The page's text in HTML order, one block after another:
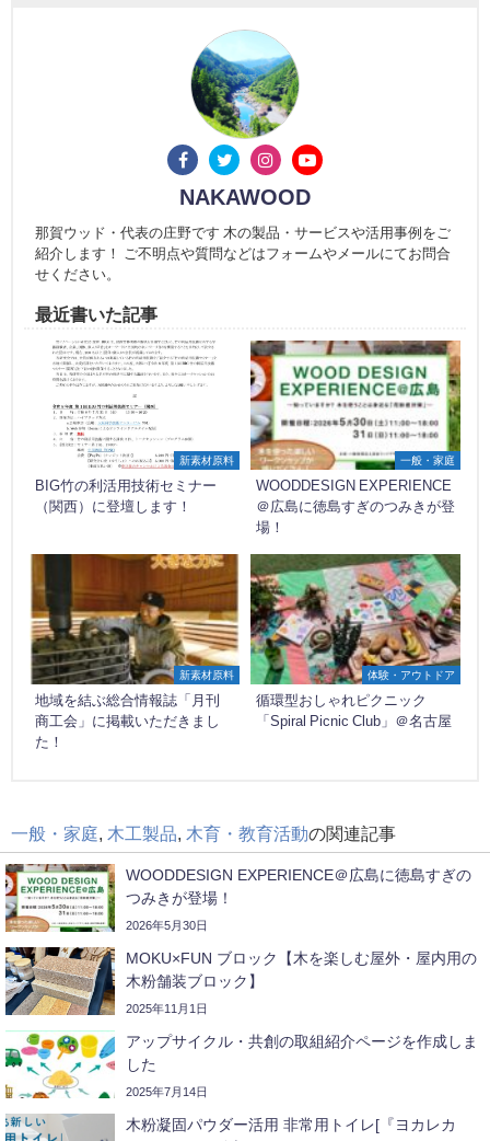
NAKAWOOD
那賀ウッド・代表の庄野です 木の製品・サービスや活用事例をご
紹介します！ ご不明点や質問などはフォームやメールにてお問合
せください。
最近書いた記事
新素材原料
BIG竹の利活用技術セミナー
（関西）に登壇します！
一般・家庭
WOODDESIGN EXPERIENCE
＠広島に徳島すぎのつみきが登
場！
新素材原料
地域を結ぶ総合情報誌「月刊
商工会」に掲載いただきまし
た！
体験・アウトドア
循環型おしゃれピクニック
「Spiral Picnic Club」＠名古屋
一般・家庭 木工製品 木育・教育活動の関連記事
WOODDESIGN EXPERIENCE＠広島に徳島すぎの
つみきが登場！
2026年5月30日
MOKU×FUN ブロック【木を楽しむ屋外・屋内用の
木粉舗装ブロック】
2025年11月1日
アップサイクル・共創の取組紹介ページを作成しま
した
2025年7月14日
木粉凝固パウダー活用 非常用トイレ[『ヨカレカ